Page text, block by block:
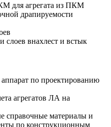
для агрегата из ПКМ
драпируемости
слоев внахлест и встык
по проектированию
агрегатов ЛА на
справочные материалы и
по конструкционным